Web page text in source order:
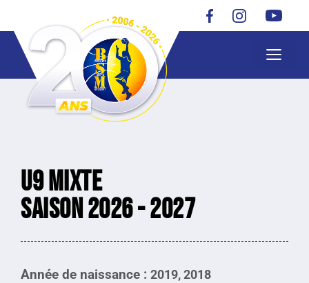
U9 Mixte
Saison 2026 - 2027
Année de naissance : 2019, 2018